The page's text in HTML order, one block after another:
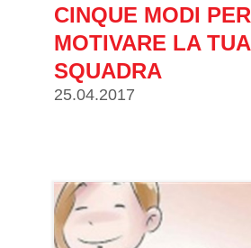
CINQUE MODI PER
MOTIVARE LA TUA
SQUADRA
25.04.2017